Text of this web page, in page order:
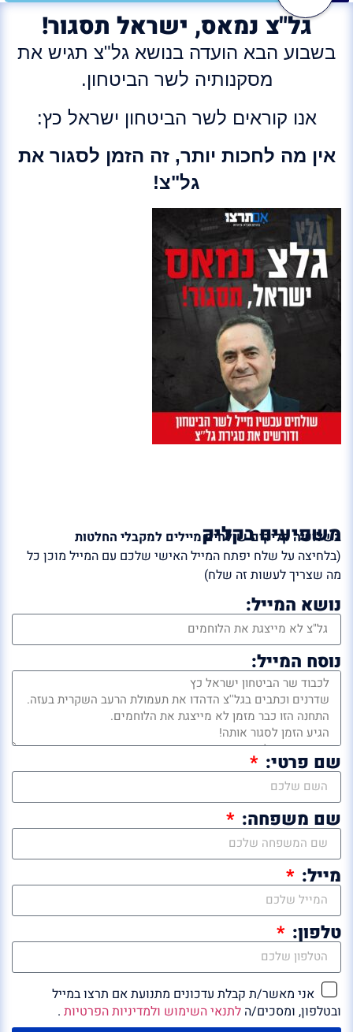
גל"צ נמאס, ישראל תסגור!
בשבוע הבא הועדה בנושא גל"צ תגיש את
מסקנותיה לשר הביטחון.
אנו קוראים לשר הביטחון ישראל כץ:
אין מה לחכות יותר, זה הזמן לסגור את
גל"צ!
משפיעים בקליק
בשלושה קליקים שולחים מיילים למקבלי החלטות
(בלחיצה על שלח יפתח המייל האישי שלכם עם המייל מוכן כל
מה שצריך לעשות זה שלח)
נושא המייל:
נוסח המייל:
שם פרטי:
שם משפחה:
מייל:
טלפון:
אני מאשר/ת קבלת עדכונים מתנועת אם תרצו במייל
ובטלפון, ומסכים/ה לתנאי השימוש ולמדיניות הפרטיות .